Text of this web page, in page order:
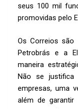
seus 100 mil
promovidas pelo
Os Correios
Petrobrás e a
maneira
Não se justifica
empresas, uma
além de garantir